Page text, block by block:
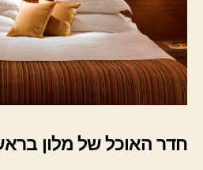
חדר האוכל של מלון